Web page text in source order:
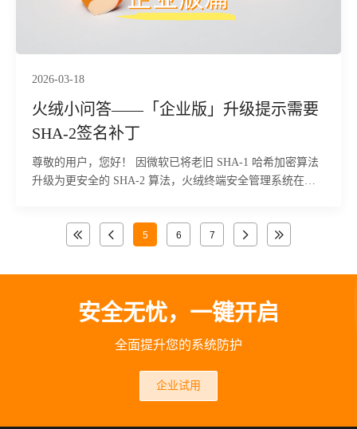
2026-03-18
火绒小问答——「企业版」升级提示需要
SHA-2签名补丁
尊敬的用户，您好！ 因微软已将老旧 SHA-1 哈希加密算法
升级为更安全的 SHA-2 算法，火绒终端安全管理系统在进
复工具。以下为您详细介绍该工具的功能概述、使用场景、
组件更新。
5 6 7
安全无忧，一键开启
全面提升您的系统防护
企业试用